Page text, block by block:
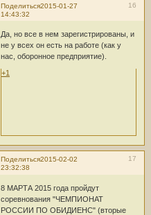
Поделиться 16
2015-01-27
14:43:32
Да, но все в нем зарегистрированы, и
не у всех он есть на работе (как у
нас, оборонное предприятие).
+1
Поделиться 17
2015-02-02
23:32:38
8 МАРТА 2015 года пройдут
соревнования "ЧЕМПИОНАТ
РОССИИ ПО ОБИДИЕНС" (вторые